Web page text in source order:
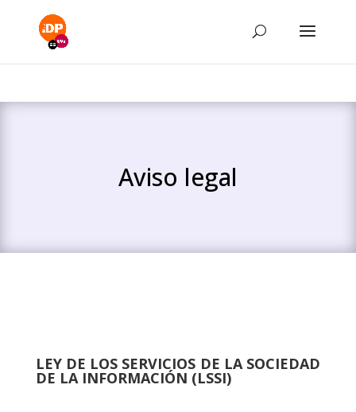
Aviso legal
LEY DE LOS SERVICIOS DE LA SOCIEDAD
DE LA INFORMACIÓN (LSSI)